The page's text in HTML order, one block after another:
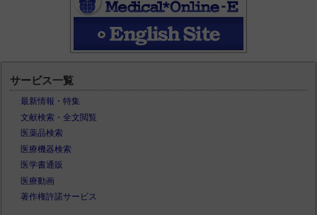
サービス一覧
最新情報・特集
文献検索・全文閲覧
医薬品検索
医療機器検索
医学書通販
医療動画
著作権許諾サービス